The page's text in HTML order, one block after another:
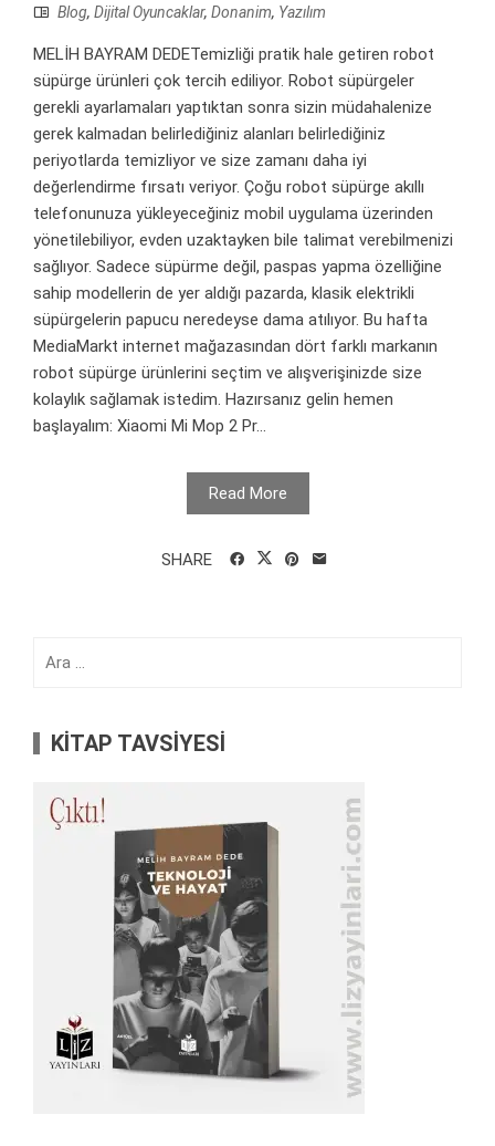
Blog, Dijital Oyuncaklar, Donanim, Yazılım
MELİH BAYRAM DEDETemizliği pratik hale getiren robot
süpürge ürünleri çok tercih ediliyor. Robot süpürgeler
gerekli ayarlamaları yaptıktan sonra sizin müdahalenize
gerek kalmadan belirlediğiniz alanları belirlediğiniz
periyotlarda temizliyor ve size zamanı daha iyi
değerlendirme fırsatı veriyor. Çoğu robot süpürge akıllı
telefonunuza yükleyeceğiniz mobil uygulama üzerinden
yönetilebiliyor, evden uzaktayken bile talimat verebilmenizi
sağlıyor. Sadece süpürme değil, paspas yapma özelliğine
sahip modellerin de yer aldığı pazarda, klasik elektrikli
süpürgelerin papucu neredeyse dama atılıyor. Bu hafta
MediaMarkt internet mağazasından dört farklı markanın
robot süpürge ürünlerini seçtim ve alışverişinizde size
kolaylık sağlamak istedim. Hazırsanız gelin hemen
başlayalım: Xiaomi Mi Mop 2 Pr...
Read More
SHARE
KİTAP TAVSİYESİ